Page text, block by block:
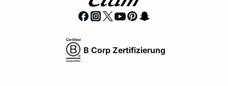
B Corp Zertifizierung